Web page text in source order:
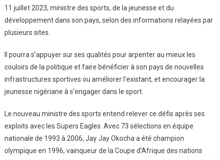
11 juillet 2023, ministre des sports, de la jeunesse et du
développement dans son pays, selon des informations relayées par
plusieurs sites.
Il pourra s’appuyer sur ses qualités pour arpenter au mieux les
couloirs de la politique et faire bénéficier à son pays de nouvelles
infrastructures sportives ou améliorer l’existant, et encourager la
jeunesse nigériane à s’engager dans le sport.
Le nouveau ministre des sports entend relever ce défis après ses
exploits avec les Supers Eagles. Avec 73 sélections en équipe
nationale de 1993 à 2006, Jay Jay Okocha a été champion
olympique en 1996, vainqueur de la Coupe d’Afrique des nations